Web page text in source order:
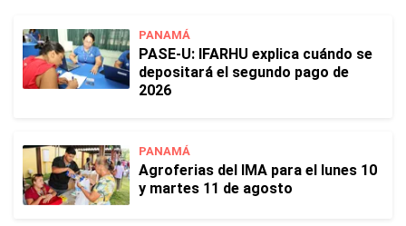
PANAMÁ
PASE-U: IFARHU explica cuándo se
depositará el segundo pago de
2026
PANAMÁ
Agroferias del IMA para el lunes 10
y martes 11 de agosto